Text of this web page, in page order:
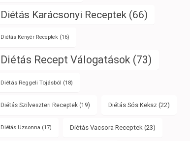
Diétás Karácsonyi Receptek(66)
Diétás Kenyér Receptek(16)
Diétás Recept Válogatások (73)
Diétás Reggeli Tojásból (18)
Diétás Szilveszteri Receptek(19) Diétás Sós Keksz (22)
Diétás Uzsonna (17) Diétás Vacsora Receptek (23)